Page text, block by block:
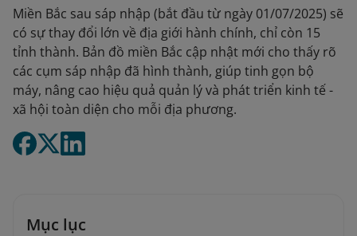
Miền Bắc sau sáp nhập (bắt đầu từ ngày 01/07/2025) sẽ
có sự thay đổi lớn về địa giới hành chính, chỉ còn 15
tỉnh thành. Bản đồ miền Bắc cập nhật mới cho thấy rõ
các cụm sáp nhập đã hình thành, giúp tinh gọn bộ
máy, nâng cao hiệu quả quản lý và phát triển kinh tế -
xã hội toàn diện cho mỗi địa phương.
Mục lục